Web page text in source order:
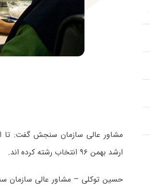
ارشد بهمن ۹۶ انتخاب رشته کرده اند.
حسین توکلی – مشاور عالی سازمان